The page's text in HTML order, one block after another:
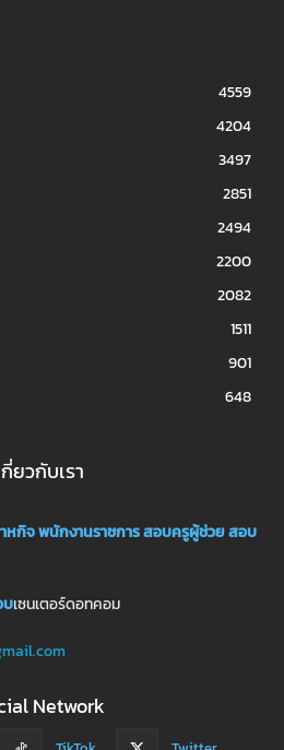
4559
4204
3497
2851
2494
2200
2082
1511
901
648
กี่ยวกับเรา
หกิจพนักงานราชการสอบครูผู้ช่วยสอบ
บเซนเตอร์ดอทคอม
Network